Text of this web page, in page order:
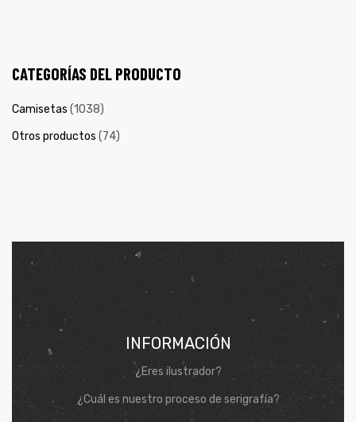
CATEGORÍAS DEL PRODUCTO
Camisetas (1038)
Otros productos (74)
INFORMACIÓN
¿Eres ilustrador?
¿Cuál es nuestro proceso de serigrafía?